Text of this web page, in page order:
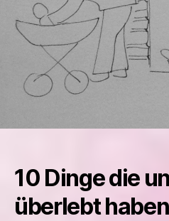
10 Dinge die
überlebt haben